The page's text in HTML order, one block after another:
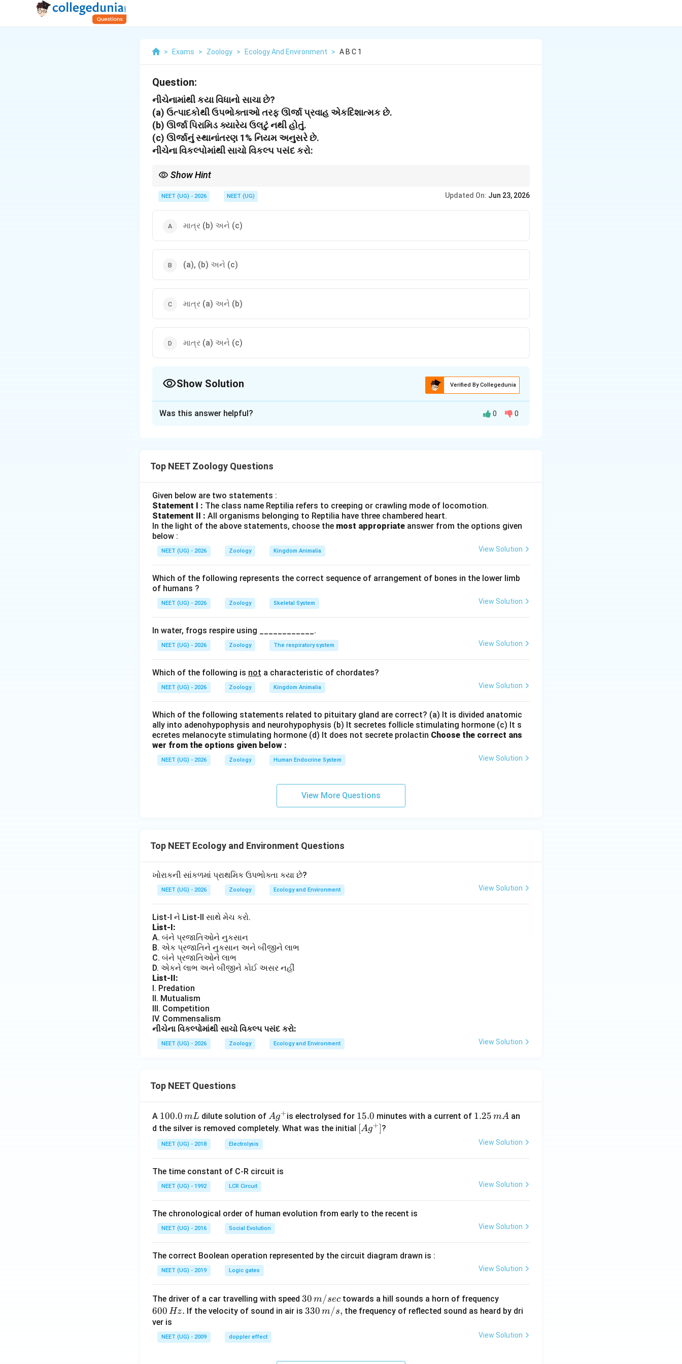
> Exams > Zoology > Ecology And Environment > A B C 1
Question:
નીચેનામાંથી કયા વિધાનો સાચા છે?
(a) ઉત્પાદકોથી ઉપભોક્તાઓ તરફ ઊર્જા પ્રવાહ એકદિશાત્મક છે.
(b) ઊર્જા પિરામિડ ક્યારેય ઉલટું નથી હોતું.
(c) ઊર્જાનું સ્થાનાંતરણ 1% નિયમ અનુસરે છે.
નીચેના વિકલ્પોમાંથી સાચો વિકલ્પ પસંદ કરો:
Show Hint
NEET (UG) - 2026 NEET (UG) Updated On: Jun 23, 2026
માત્ર (b) અને (c)
(a), (b) અને (c)
માત્ર (a) અને (b)
માત્ર (a) અને (c)
Show Solution Verified By Collegedunia
(a) અને (b) સાચા છે. (c) ખોટું છે કારણ કે ઊર્જાનું સ્થાનાંતરણ 10% નિયમ (10% law) અનુસરે છે, 1% નિયમ
નહીં.
Step 3: Final Answer:
માત્ર (a) અને (b) સાચા છે.
Was this answer helpful? 0 0
Top NEET Zoology Questions
Given below are two statements :
Statement I : The class name Reptilia refers to creeping or crawling mode of locomotion.
Statement II : All organisms belonging to Reptilia have three chambered heart.
In the light of the above statements, choose the most appropriate answer from the options given
below :
NEET (UG) - 2026 Zoology Kingdom Animalia View Solution
Which of the following represents the correct sequence of arrangement of bones in the lower limb
of humans ?
NEET (UG) - 2026 Zoology Skeletal System View Solution
In water, frogs respire using ____________.
NEET (UG) - 2026 Zoology The respiratory system View Solution
Which of the following is not a characteristic of chordates?
NEET (UG) - 2026 Zoology Kingdom Animalia View Solution
Which of the following statements related to pituitary gland are correct? (a) It is divided anatomic
ally into adenohypophysis and neurohypophysis (b) It secretes follicle stimulating hormone (c) It s
ecretes melanocyte stimulating hormone (d) It does not secrete prolactin Choose the correct ans
wer from the options given below :
NEET (UG) - 2026 Zoology Human Endocrine System View Solution
View More Questions
Top NEET Ecology and Environment Questions
ખોરાકની સાંકળમાં પ્રાથમિક ઉપભોક્તા કયા છે?
NEET (UG) - 2026 Zoology Ecology and Environment View Solution
List-I ને List-II સાથે મેચ કરો.
List-I:
A. બંને પ્રજાતિઓને નુકસાન
B. એક પ્રજાતિને નુકસાન અને બીજીને લાભ
C. બંને પ્રજાતિઓને લાભ
D. એકને લાભ અને બીજીને કોઈ અસર નહીં
List-II:
I. Predation
II. Mutualism
III. Competition
IV. Commensalism
નીચેના વિકલ્પોમાંથી સાચો વિકલ્પ પસંદ કરો:
NEET (UG) - 2026 Zoology Ecology and Environment View Solution
Top NEET Questions
A 1
0
0.
0
m
L
100.0 mL dilute solution ofAg
^
Ag+is electrolysed for 1
5.
15.0 minutes with a current of 1.
5
1.25 mA an
d the silver is removed completely. What was the initial \lef
[Ag+]?
NEET (UG) - 2018 Electrolysis View Solution
The time constant of C-R circuit is
NEET (UG) - 1992 LCR Circuit View Solution
The chronological order of human evolution from early to the recent is
NEET (UG) - 2016 Social Evolution View Solution
The correct Boolean operation represented by the circuit diagram drawn is :
NEET (UG) - 2019 Logic gates View Solution
The driver of a car travelling with speed 30
\,
30 m/sec towards a hill sounds a horn of frequency
0
\,
600 Hz. If the velocity of sound in air is33
330 m/s, the frequency of reflected sound as heard by dri
ver is
NEET (UG) - 2009 doppler effect View Solution